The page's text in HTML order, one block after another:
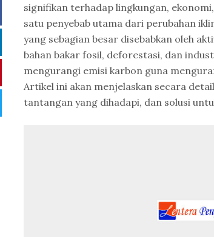
Facebook
LinkedIn
Pinterest
Tumblr
signifikan terhadap lingkungan,
satu penyebab utama dari perubahan
yang sebagian besar disebabkan oleh
bahan bakar fosil, deforestasi, dan
mengurangi emisi karbon guna
Artikel ini akan menjelaskan secara
tantangan yang dihadapi, dan solusi